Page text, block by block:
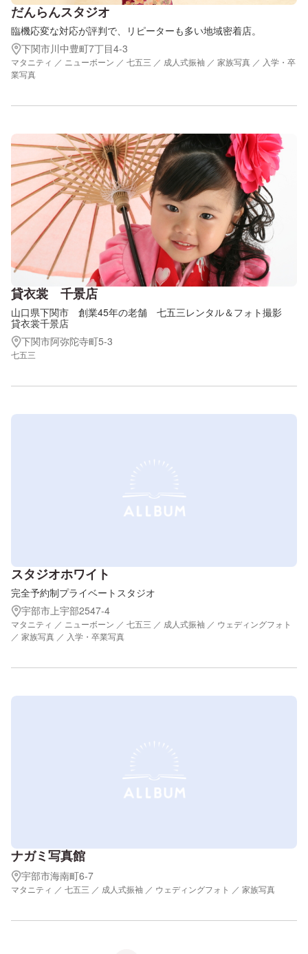
だんらんスタジオ
臨機応変な対応が評判で、リピーターも多い地域密着店。
下関市川中豊町7丁目4-3
マタニティ ／ ニューボーン ／ 七五三 ／ 成人式振袖 ／ 家族写真 ／ 入学・卒
業写真
貸衣裳 千景店
山口県下関市 創業45年の老舗 七五三レンタル＆フォト撮影
貸衣裳千景店
下関市阿弥陀寺町5-3
七五三
スタジオホワイト
完全予約制プライベートスタジオ
宇部市上宇部2547-4
マタニティ ／ ニューボーン ／ 七五三 ／ 成人式振袖 ／ ウェディングフォト
／ 家族写真 ／ 入学・卒業写真
ナガミ写真館
宇部市海南町6-7
マタニティ ／ 七五三 ／ 成人式振袖 ／ ウェディングフォト ／ 家族写真